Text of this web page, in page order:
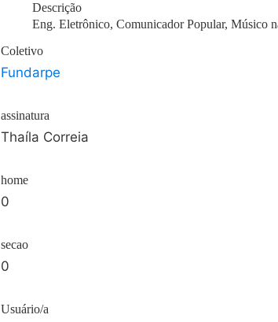
Descrição
Eng. Eletrônico, Comunicador Popular, Músico
Coletivo
Fundarpe
assinatura
Thaíla Correia
home
0
secao
0
Usuário/a